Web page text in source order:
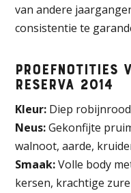
van andere
consistentie te
Proefnotities
Reserva 2014
Kleur: Diep
Neus:Gekonfijte
walnoot, aarde,
Smaak:Volle body
kersen, krachtige